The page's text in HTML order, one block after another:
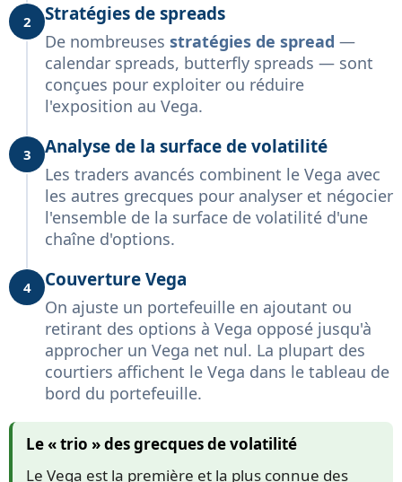
2 Stratégies de spreads
De nombreuses stratégies de spread —
calendar spreads, butterfly spreads — sont
conçues pour exploiter ou réduire
l'exposition au Vega.
3 Analyse de la surface de volatilité
Les traders avancés combinent le Vega avec
les autres grecques pour analyser et négocier
l'ensemble de la surface de volatilité d'une
chaîne d'options.
4 Couverture Vega
On ajuste un portefeuille en ajoutant ou
retirant des options à Vega opposé jusqu'à
approcher un Vega net nul. La plupart des
courtiers affichent le Vega dans le tableau de
bord du portefeuille.
Le « trio » des grecques de volatilité
Le Vega est la première et la plus connue des